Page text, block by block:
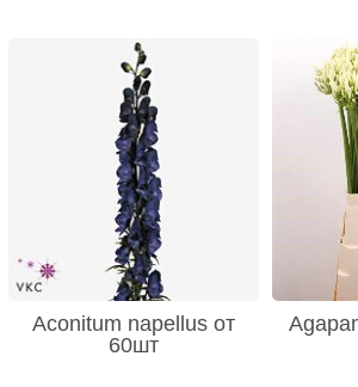
Aconitum napellus от
60шт